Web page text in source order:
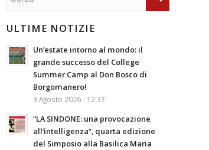
ULTIME NOTIZIE
Un’estate intorno al mondo: il
grande successo del College
Summer Camp al Don Bosco di
Borgomanero!
3 Agosto 2026 - 12:37
“LA SINDONE: una provocazione
all’intelligenza”, quarta edizione
del Simposio alla Basilica Maria